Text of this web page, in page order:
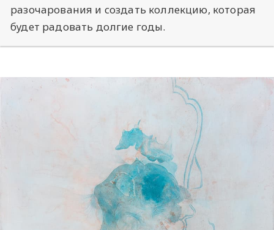
разочарования и создать коллекцию, которая
будет радовать долгие годы.